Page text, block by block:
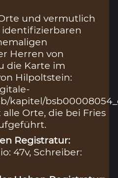
und vermutlich
identifizierbaren
Herren von
die Karte im
Hilpoltstein:
kapitel/
Orte, die bei Fries
Registratur:
47v, Schreiber: